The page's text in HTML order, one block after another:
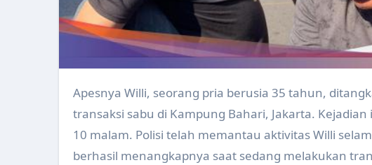
Perkembangan Kasus Keracunan
Pertemuan Penyusunan Draf Perbup
Pemerintah Kabupaten Klaten
Pengukuran Kebugaraan Kader
Peningkatan Kapasitas Anggota SBH di
Pemeriksaan Kesehatan Supir Bus untuk
Apesnya Willi, seorang pria berusia 35 tahun, ditangkap oleh Keciduk Polisi usai melakukan
transaksi sabu di Kampung Bahari, Jakarta.
10 malam. Polisi telah memantau aktivitas Willi
berhasil menangkapnya saat sedang melakukan